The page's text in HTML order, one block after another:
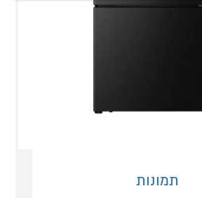
תמונות